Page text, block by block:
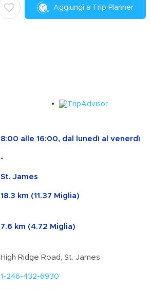
Aggiungi a Trip Planner
8:00 alle 16:00, dal lunedì al venerdì
-
St. James
18.3 km (11.37 Miglia)
7.6 km (4.72 Miglia)
High Ridge Road, St. James
1-246-432-6930